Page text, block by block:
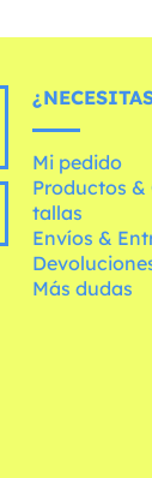
Mi pedido
Productos &
tallas
Envíos &
Más dudas